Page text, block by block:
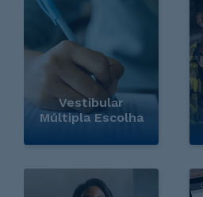
Vestibular
Múltipla Escolha